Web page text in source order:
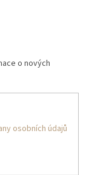
o nových
osobních údajů